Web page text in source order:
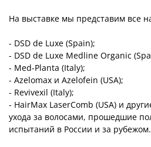
На выставке мы представим все
- DSD de Luxe (Spain);
- DSD de Luxe Medline Organic
- Med-Planta (Italy);
- Azelomax и Azelofein (USA);
- Revivexil (Italy);
- HairMax LaserComb (USA) и
ухода за волосами, прошедшие
испытаний в России и за рубежом.